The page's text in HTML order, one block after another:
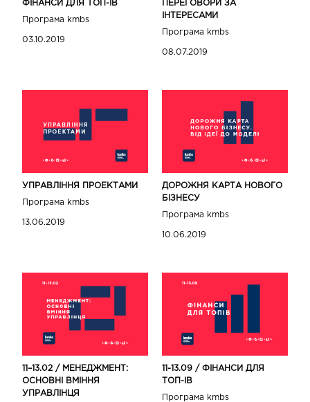
ФІНАНСИ ДЛЯ ТОП-IВ
Програма kmbs
03.10.2019
ПЕРЕГОВОРИ ЗА
ІНТЕРЕСАМИ
Програма kmbs
08.07.2019
УПРАВЛІННЯ ПРОЕКТАМИ
Програма kmbs
13.06.2019
ДОРОЖНЯ КАРТА НОВОГО
БІЗНЕСУ
Програма kmbs
10.06.2019
11–13.02 / МЕНЕДЖМЕНТ:
ОСНОВНІ ВМІННЯ
УПРАВЛІНЦЯ
11-13.09 / ФІНАНСИ ДЛЯ
ТОП-IВ
Програма kmbs